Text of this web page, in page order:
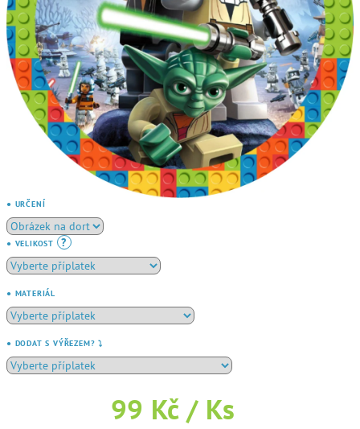
● URČENÍ
● VELIKOST ?
● MATERIÁL
● DODAT S VÝŘEZEM? ⤵️
99 Kč / Ks